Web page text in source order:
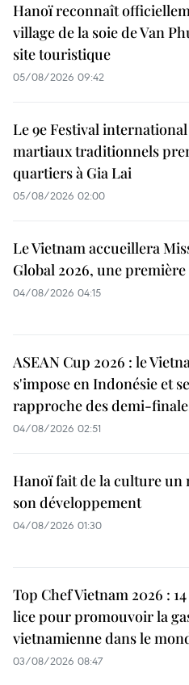
Hanoï reconnaît
village de la soie de Van
site touristique
05/08/2026 09:42
Le 9e Festival
martiaux traditionnels
quartiers à Gia Lai
05/08/2026 02:00
Le Vietnam accueillera
Global 2026, une première
04/08/2026 04:15
ASEAN Cup 2026 : le
s'impose en Indonésie et se
rapproche des demi-
04/08/2026 02:51
Hanoï fait de la culture un
son développement
04/08/2026 01:30
Top Chef Vietnam 2026 :
lice pour promouvoir la
vietnamienne dans le
03/08/2026 08:47